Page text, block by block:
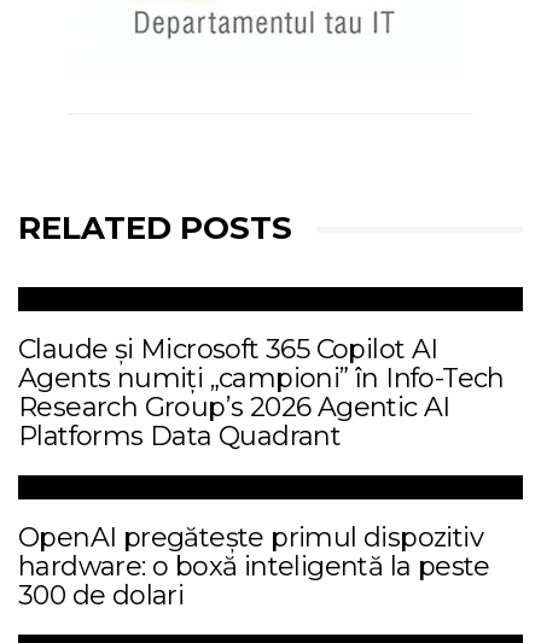
RELATED POSTS
Claude și Microsoft 365 Copilot AI
Agents numiți „campioni” în Info-Tech
Research Group’s 2026 Agentic AI
Platforms Data Quadrant
OpenAI pregătește primul dispozitiv
hardware: o boxă inteligentă la peste
300 de dolari